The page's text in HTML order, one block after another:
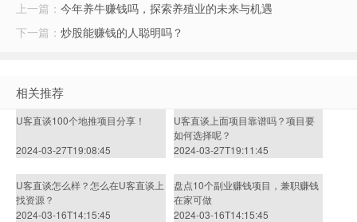
上一篇： 今年养牛赚钱吗，探索养殖业的未来与机遇
下一篇： 炒股能赚钱的人聪明吗？
相关推荐
U客直谈100个地推项目分享！
2024-03-27T19:08:45
U客直谈上面项目靠谱吗？项目要
如何选择呢？
2024-03-27T19:11:45
U客直谈怎么样？怎么在U客直谈上
找资源？
2024-03-16T14:15:45
盘点10个副业赚钱项目，兼职赚钱
在家可做
2024-03-16T14:15:45